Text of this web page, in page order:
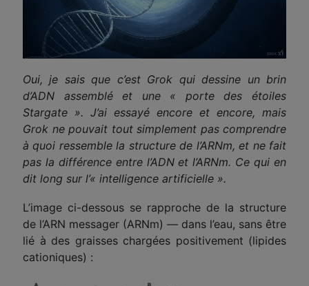
Oui, je sais que c’est Grok qui dessine un brin
d’ADN assemblé et une « porte des étoiles
Stargate ». J’ai essayé encore et encore, mais
Grok ne pouvait tout simplement pas comprendre
à quoi ressemble la structure de l’ARNm, et ne fait
pas la différence entre l’ADN et l’ARNm. Ce qui en
dit long sur l’« intelligence artificielle ».
L’image ci-dessous se rapproche de la structure
de l’ARN messager (ARNm) — dans l’eau, sans être
lié à des graisses chargées positivement (lipides
cationiques) :